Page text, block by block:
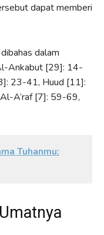
dapat memberi
dalam
Ankabut [29]: 14-
23-41, Huud [11]:
A’raf [7]: 59-69,
Tuhanmu: